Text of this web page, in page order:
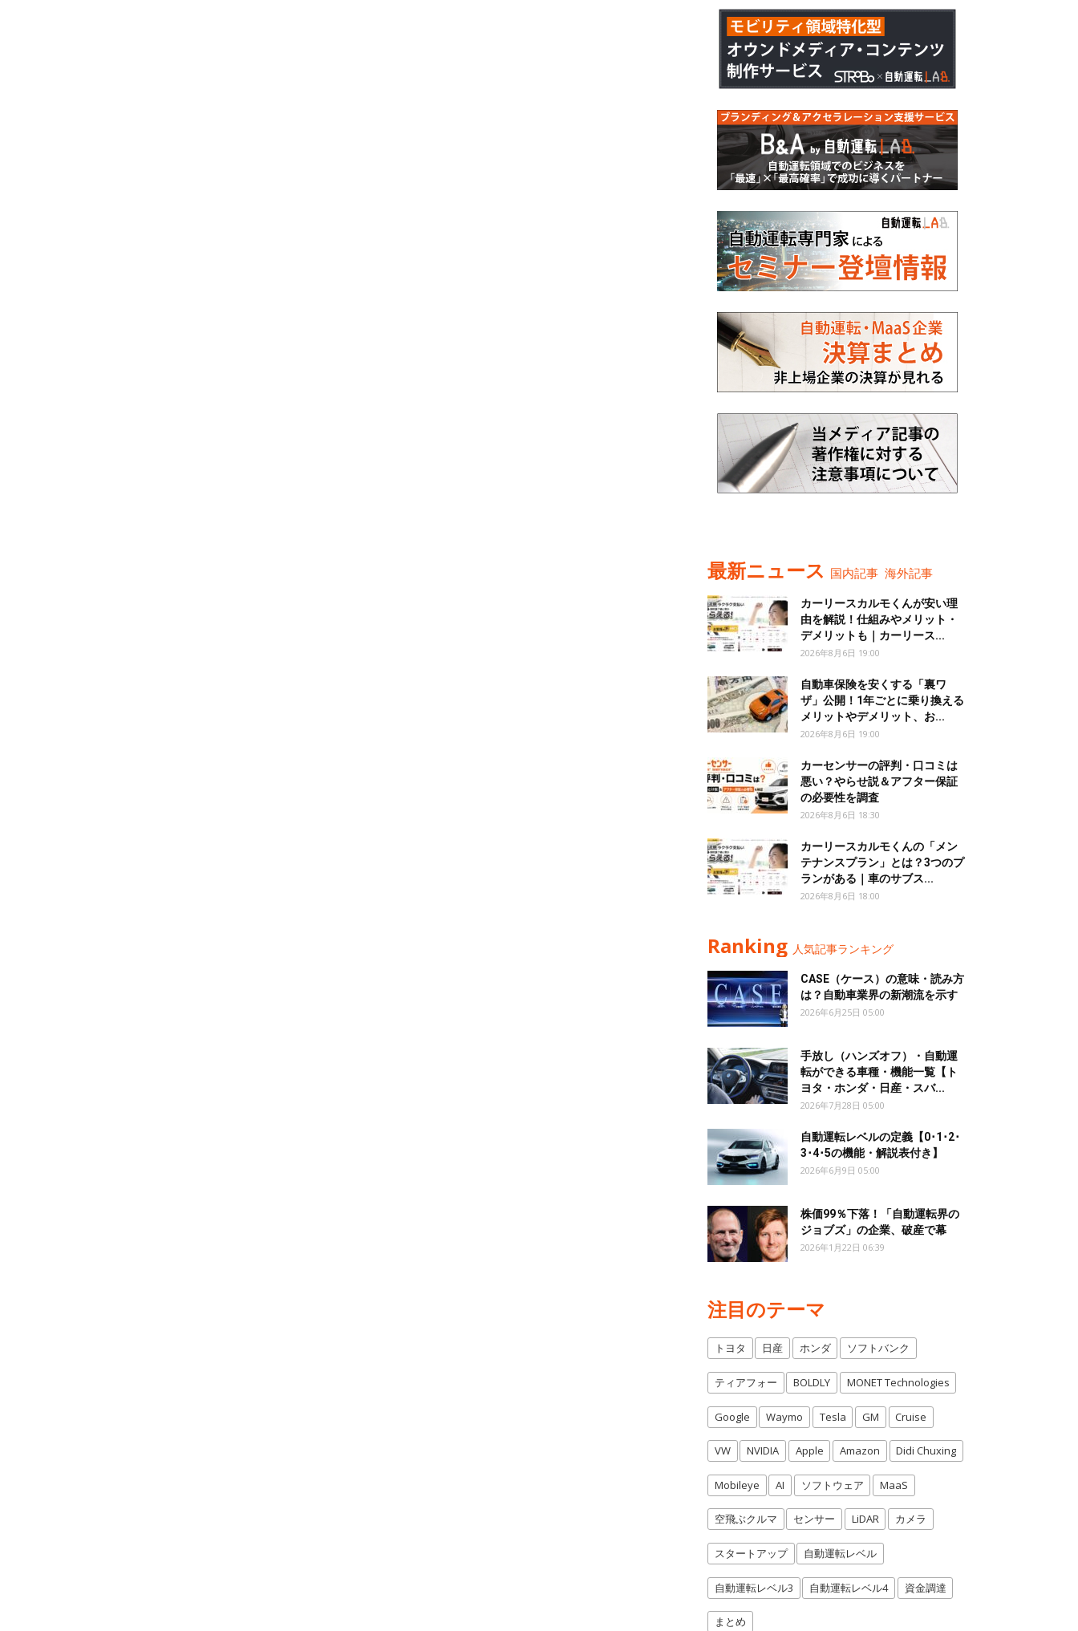
最新ニュース 国内記事 海外記事
カーリースカルモくんが安い理
由を解説！仕組みやメリット・
デメリットも｜カーリース...
2026年8月6日 19:00
自動車保険を安くする「裏ワ
ザ」公開！1年ごとに乗り換える
メリットやデメリット、お...
2026年8月6日 19:00
カーセンサーの評判・口コミは
悪い？やらせ説＆アフター保証
の必要性を調査
2026年8月6日 18:30
カーリースカルモくんの「メン
テナンスプラン」とは？3つのプ
ランがある｜車のサブス...
2026年8月6日 18:00
Ranking 人気記事ランキング
CASE（ケース）の意味・読み方
は？自動車業界の新潮流を示す
2026年6月25日 05:00
手放し（ハンズオフ）・自動運
転ができる車種・機能一覧【ト
ヨタ・ホンダ・日産・スバ...
2026年7月28日 05:00
自動運転レベルの定義【0･1･2･
3･4･5の機能・解説表付き】
2026年6月9日 05:00
株価99％下落！「自動運転界の
ジョブズ」の企業、破産で幕
2026年1月22日 06:39
注目のテーマ
トヨタ 日産 ホンダ ソフトバンク
ティアフォー BOLDLY MONET Technologies
Google Waymo Tesla GM Cruise
VW NVIDIA Apple Amazon Didi Chuxing
Mobileye AI ソフトウェア MaaS
空飛ぶクルマ センサー LiDAR カメラ
スタートアップ 自動運転レベル
自動運転レベル3 自動運転レベル4 資金調達
まとめ